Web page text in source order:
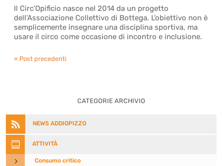
Il Circ’Opificio nasce nel 2014 da un progetto
dell’Associazione Collettivo di Bottega. L’obiettivo non è
semplicemente insegnare una disciplina sportiva, ma
usare il circo come occasione di incontro e inclusione.
« Post precedenti
CATEGORIE ARCHIVIO
 NEWS ADDIOPIZZO
 ATTIVITÀ
5 Consumo critico